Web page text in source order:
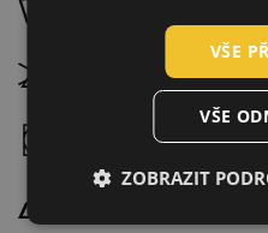
Nebělte. Nesmí se
Sušte v sušičce na
VŠE
VŠE
ZOBRAZIT